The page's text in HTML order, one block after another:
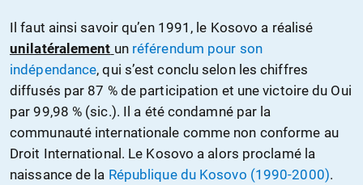
Il faut ainsi savoir qu’en 1991, le Kosovo a réalisé
unilatéralement un référendum pour son
indépendance, qui s’est conclu selon les chiffres
diffusés par 87 % de participation et une victoire du Oui
par 99,98 % (sic.). Il a été condamné par la
communauté internationale comme non conforme au
Droit International. Le Kosovo a alors proclamé la
naissance de la République du Kosovo (1990-2000).